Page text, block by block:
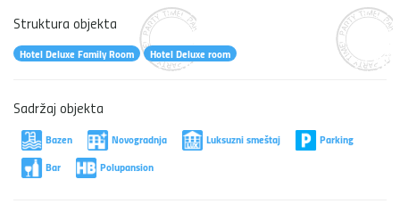
Struktura objekta
Hotel Deluxe Family Room Hotel Deluxe room
Sadržaj objekta
Bazen Novogradnja Luksuzni smeštaj
Parking
Bar
Polupansion